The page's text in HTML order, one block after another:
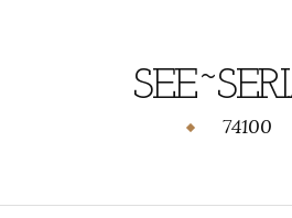
74100